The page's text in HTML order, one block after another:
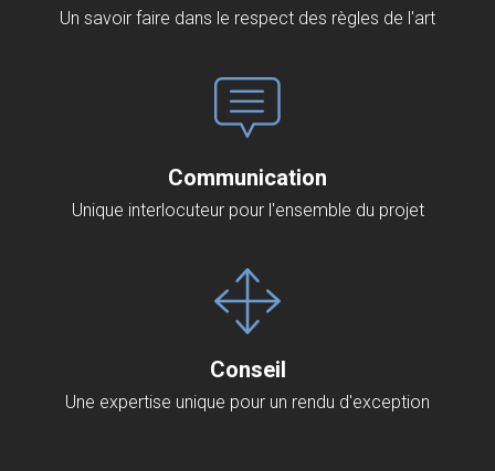
Un savoir faire dans le respect des règles de l'art
Communication
Unique interlocuteur pour l'ensemble du projet
Conseil
Une expertise unique pour un rendu d'exception